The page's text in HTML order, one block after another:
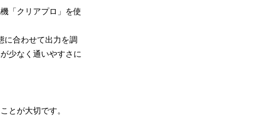
「クリアプロ」を使
に合わせて出力を調
少なく通いやすさに
とが大切です。